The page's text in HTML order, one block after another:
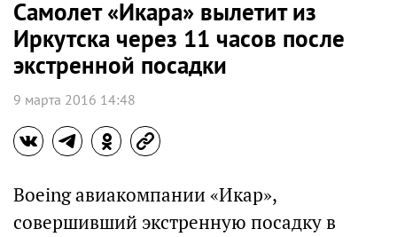
Самолет «Икара» вылетит из
Иркутска через 11 часов после
экстренной посадки
9 марта 2016 14:48
Boeing авиакомпании «Икар»,
совершивший экстренную посадку в